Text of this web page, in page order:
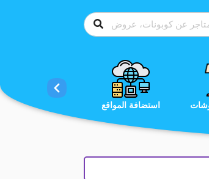
استضافة المواقع الاثاث والمفروشات